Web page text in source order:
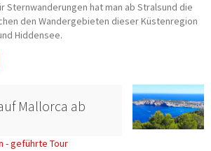
Sternwanderungen hat man ab Stralsund die
den Wandergebieten dieser Küstenregion
Hiddensee.
Mallorca ab
- geführte Tour